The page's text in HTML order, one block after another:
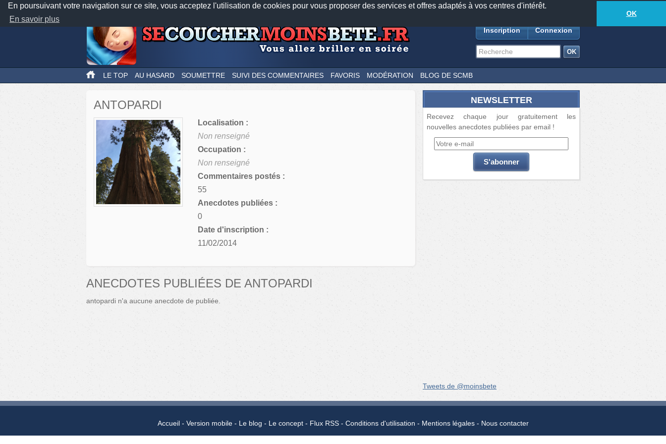
En poursuivant votre navigation sur ce site, vous acceptez l'utilisation de cookies pour vous proposer des services et offres adaptés à vos centres d'intérêt.
En savoir plus
OK
Nos applications mobiles Newsletter Facebook
TwitterFeeds18881anecdotes-272lecteurs connectés
Inscription Connexion
LE TOP AU HASARD SOUMETTRE SUIVI DES COMMENTAIRES FAVORIS MODÉRATION BLOG DE SCMB
ANTOPARDI
Localisation :
Non renseigné
Occupation :
Non renseigné
Commentaires postés :
55
Anecdotes publiées :
0
Date d'inscription :
11/02/2014
ANECDOTES PUBLIÉES DE ANTOPARDI
antopardi n'a aucune anecdote de publiée.
NEWSLETTER
Recevez chaque jour gratuitement les
nouvelles anecdotes publiées par email !
Tweets de @moinsbete
Accueil Version mobile Le blog Le concept Flux RSS Conditions d'utilisation Mentions légales Nous contacter